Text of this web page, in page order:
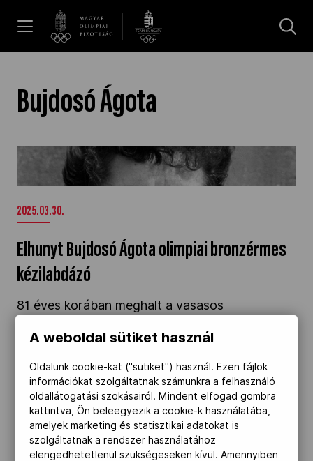
Dakar 2026
Los Angeles 2028
MOB
Kettőskarrier-program
NOB
Társszervezetek
Bujdosó Ágota
Elhunyt Bujdosó Ágota olimpiai bronzérmes
kézilabdázó" />
2025.03.30.
Elhunyt Bujdosó Ágota olimpiai bronzérmes
kézilabdázó
81 éves korában meghalt a vasasos
- adta hírül márcisu 30-án honlapján a Vasas
SC. A legendás kapus tagja volt az 1976-os
olimpián bronzérmes magyar válogatottnak.
80 esztendős a montreali bronzérmes
csapatkapitány, Bujdosó Ágota" />
A weboldal sütiket használ
Oldalunk cookie-kat ("sütiket") használ. Ezen fájlok
információkat szolgáltatnak számunkra a felhasználó
oldallátogatási szokásairól. Mindent elfogad gombra
kattintva, Ön beleegyezik a cookie-k használatába,
amelyek marketing és statisztikai adatokat is
szolgáltatnak a rendszer használatához
elengedhetetlenül szükségeseken kívül. Amennyiben